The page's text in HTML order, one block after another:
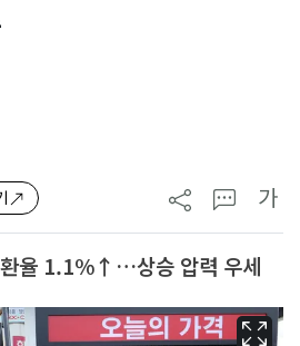
가
율 1.1%↑…상승 압력 우세